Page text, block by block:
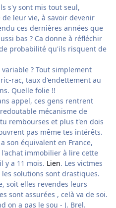
s'y sont mis tout seul,
leur vie, à savoir devenir
ces dernières années que
bas ? Ca donne à réfléchir
probabilité qu'ils risquent de
? Tout simplement
rac, taux d'endettement au
Quelle folie !!
appel, ces gens rentrent
mécanisme de
rembourses et plus t'en dois
pas même tes intérêts.
son équivalent en France,
immobilier à lire cette
y a 11 mois. Lien. Les victmes
solutions sont drastiques.
soit elles revendes leurs
sont assurées , celà va de soi.
on a pas le sou - J. Brel.